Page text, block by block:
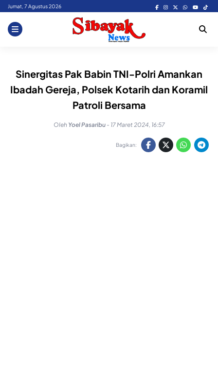
Skip
content
Jumat, 7 Agustus 2026
Sinergitas Pak Babin TNI-Polri Amankan
Ibadah Gereja, Polsek Kotarih dan Koramil
Patroli Bersama
Oleh Yoel Pasaribu - 17 Maret 2024, 16:57
Bagikan: